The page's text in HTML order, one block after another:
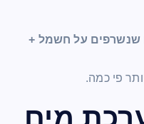
שנשרפים על חשמל +
פי כמה.
מים